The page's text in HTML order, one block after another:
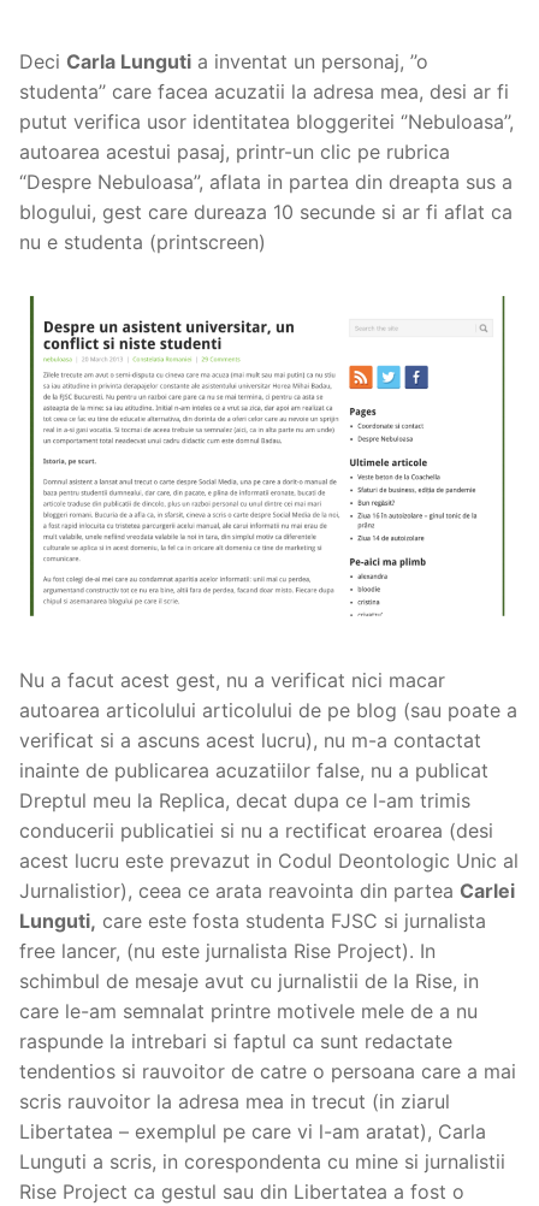
Deci Carla Lunguti a inventat un personaj, ’’o
studenta’’ care facea acuzatii la adresa mea, desi ar fi
putut verifica usor identitatea bloggeritei ‘’Nebuloasa’’,
autoarea acestui pasaj, printr-un clic pe rubrica
“Despre Nebuloasa”, aflata in partea din dreapta sus a
blogului, gest care dureaza 10 secunde si ar fi aflat ca
nu e studenta (printscreen)
Nu a facut acest gest, nu a verificat nici macar
autoarea articolului articolului de pe blog (sau poate a
verificat si a ascuns acest lucru), nu m-a contactat
inainte de publicarea acuzatiilor false, nu a publicat
Dreptul meu la Replica, decat dupa ce l-am trimis
conducerii publicatiei si nu a rectificat eroarea (desi
acest lucru este prevazut in Codul Deontologic Unic al
Jurnalistior), ceea ce arata reavointa din partea Carlei
Lunguti, care este fosta studenta FJSC si jurnalista
free lancer, (nu este jurnalista Rise Project). In
schimbul de mesaje avut cu jurnalistii de la Rise, in
care le-am semnalat printre motivele mele de a nu
raspunde la intrebari si faptul ca sunt redactate
tendentios si rauvoitor de catre o persoana care a mai
scris rauvoitor la adresa mea in trecut (in ziarul
Libertatea – exemplul pe care vi l-am aratat), Carla
Lunguti a scris, in corespondenta cu mine si jurnalistii
Rise Project ca gestul sau din Libertatea a fost o